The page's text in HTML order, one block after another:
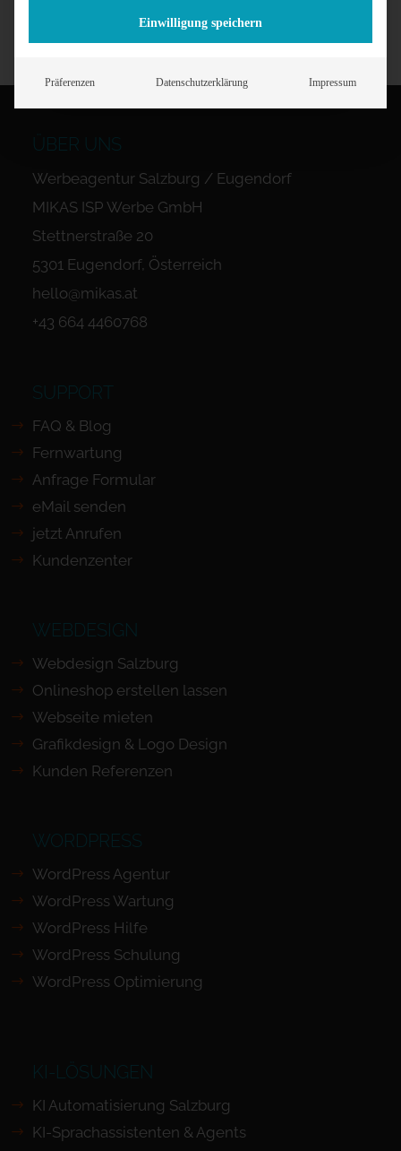
ÜBER UNS
Werbeagentur Salzburg / Eugendorf
MIKAS ISP Werbe GmbH
Stettnerstraße 20
5301 Eugendorf, Österreich
hello@mikas.at
+43 664 4460768
SUPPORT
FAQ & Blog
Fernwartung
Anfrage Formular
eMail senden
jetzt Anrufen
Kundenzenter
WEBDESIGN
Webdesign Salzburg
Onlineshop erstellen lassen
Webseite mieten
Grafikdesign & Logo Design
Kunden Referenzen
WORDPRESS
WordPress Agentur
WordPress Wartung
WordPress Hilfe
WordPress Schulung
WordPress Optimierung
KI-LÖSUNGEN
KI Automatisierung Salzburg
KI-Sprachassistenten & Agents
Einwilligung speichern
Präferenzen Datenschutzerklärung Impressum